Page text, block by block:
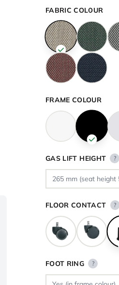
FABRIC COLOUR
FRAME COLOUR
GAS LIFT HEIGHT ?
FLOOR CONTACT ?
FOOT RING ?